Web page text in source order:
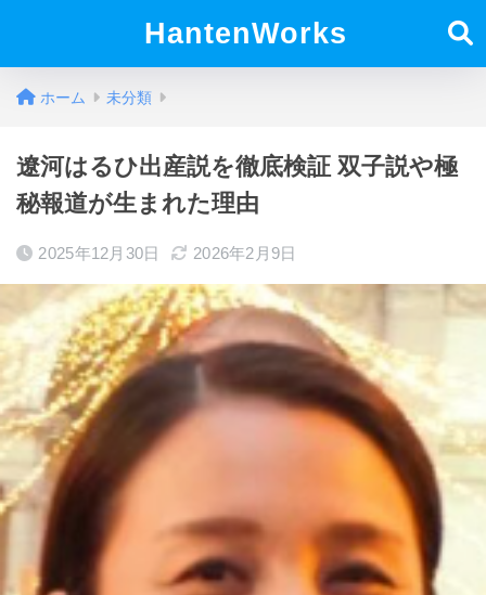
HantenWorks
ホーム 未分類
遼河はるひ出産説を徹底検証 双子説や極
秘報道が生まれた理由
2025年12月30日 2026年2月9日